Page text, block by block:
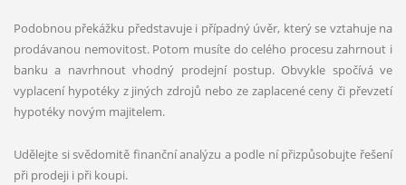
Podobnou překážku představuje i případný úvěr, který se vztahuje na
prodávanou nemovitost. Potom musíte do celého procesu zahrnout i
banku a navrhnout vhodný prodejní postup. Obvykle spočívá ve
vyplacení hypotéky z jiných zdrojů nebo ze zaplacené ceny či převzetí
hypotéky novým majitelem.
Udělejte si svědomitě finanční analýzu a podle ní přizpůsobujte řešení
při prodeji i při koupi.